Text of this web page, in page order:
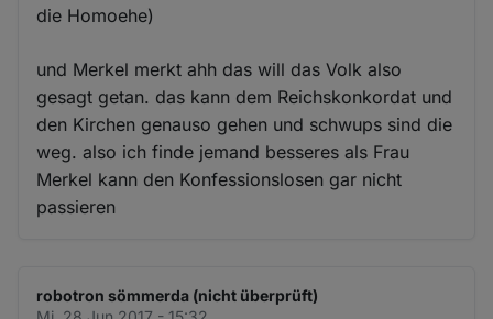
die Homoehe)
und Merkel merkt ahh das will das Volk also
gesagt getan. das kann dem Reichskonkordat und
den Kirchen genauso gehen und schwups sind die
weg. also ich finde jemand besseres als Frau
Merkel kann den Konfessionslosen gar nicht
passieren
robotron sömmerda (nicht überprüft)